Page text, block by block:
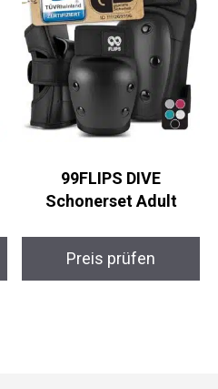
99FLIPS DIVE
Schonerset Adult
Preis prüfen